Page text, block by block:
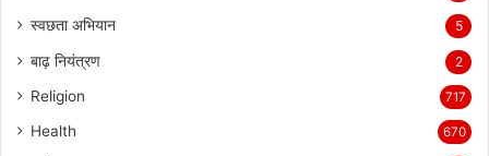
स्वछता अभियान 5
बाढ़ नियंत्रण 2
Religion 717
Health 670